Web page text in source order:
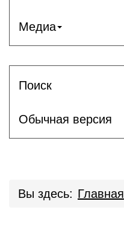
Медиа
Поиск
Обычная версия
Вы здесь: Главная